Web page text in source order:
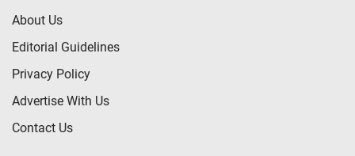
About Us
Editorial Guidelines
Privacy Policy
Advertise With Us
Contact Us